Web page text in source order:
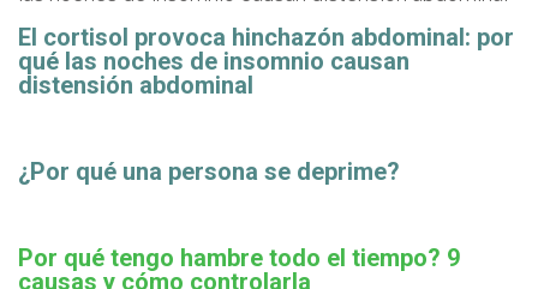
El cortisol provoca hinchazón abdominal: por
qué las noches de insomnio causan
distensión abdominal
¿Por qué una persona se deprime?
Por qué tengo hambre todo el tiempo? 9
causas y cómo controlarla